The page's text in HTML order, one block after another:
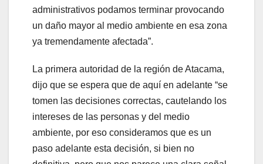
administrativos podamos terminar provocando
un daño mayor al medio ambiente en esa zona
ya tremendamente afectada”.
La primera autoridad de la región de Atacama,
dijo que se espera que de aquí en adelante “se
tomen las decisiones correctas, cautelando los
intereses de las personas y del medio
ambiente, por eso consideramos que es un
paso adelante esta decisión, si bien no